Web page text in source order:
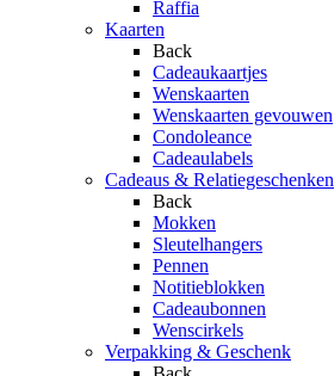
Raffia
Kaarten
Back
Cadeaukaartjes
Wenskaarten
Wenskaarten gevouwen
Condoleance
Cadeaulabels
Cadeaus & Relatiegeschenken
Back
Mokken
Sleutelhangers
Pennen
Notitieblokken
Cadeaubonnen
Wenscirkels
Verpakking & Geschenk